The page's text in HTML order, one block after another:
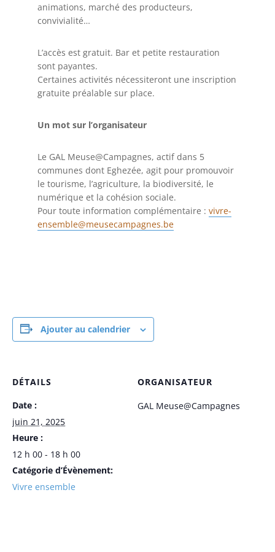
animations, marché des producteurs,
convivialité…
L’accès est gratuit. Bar et petite restauration
sont payantes.
Certaines activités nécessiteront une inscription
gratuite préalable sur place.
Un mot sur l’organisateur
Le GAL Meuse@Campagnes, actif dans 5
communes dont Eghezée, agit pour promouvoir
le tourisme, l’agriculture, la biodiversité, le
numérique et la cohésion sociale.
Pour toute information complémentaire : vivre-
ensemble@meusecampagnes.be
Ajouter au calendrier
DÉTAILS
Date :
juin 21, 2025
Heure :
12 h 00 - 18 h 00
Catégorie d’Évènement:
Vivre ensemble
ORGANISATEUR
GAL Meuse@Campagnes